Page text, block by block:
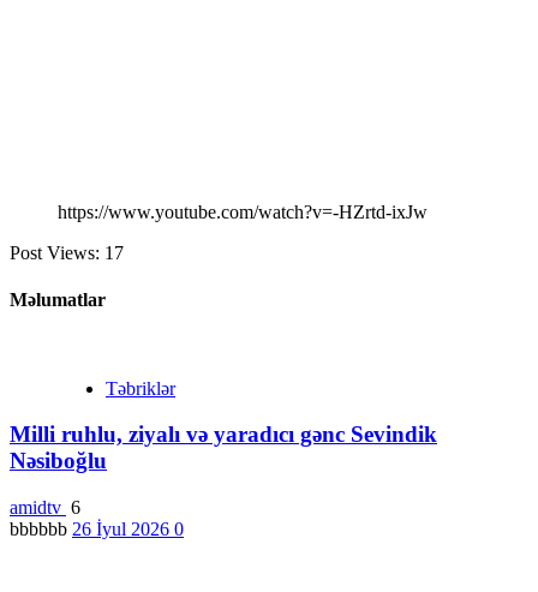
https://www.youtube.com/watch?v=-HZrtd-ixJw
Post Views: 17
Məlumatlar
Təbriklər
Milli ruhlu, ziyalı və yaradıcı gənc Sevindik
Nəsiboğlu
amidtv 6
bbbbbb 26 İyul 2026 0